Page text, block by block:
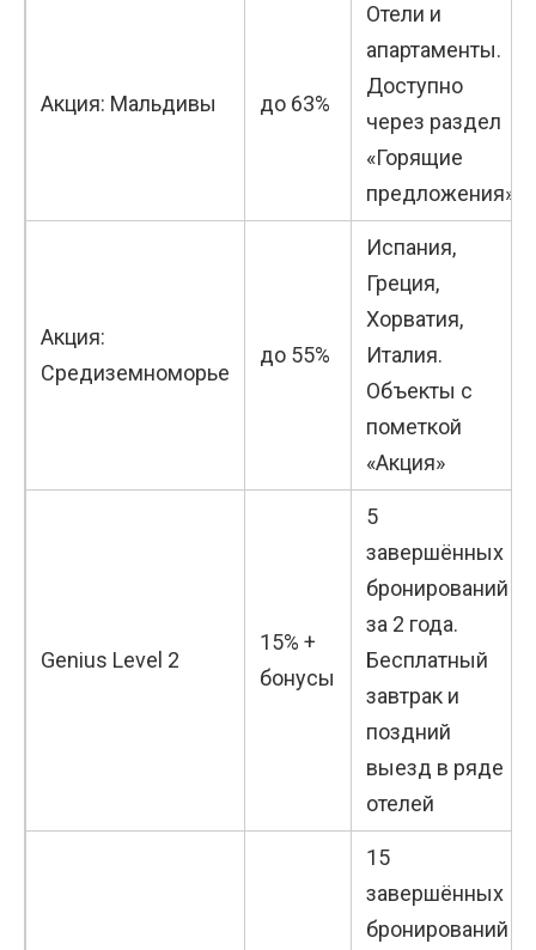
Акция: Мальдивы до 63%
Отели и
апартаменты.
Доступно
через раздел
«Горящие
предложения»
Акция:
Средиземноморье
до 55%
Испания,
Греция,
Хорватия,
Италия.
Объекты с
пометкой
«Акция»
Genius Level 2
15% +
бонусы
5
завершённых
бронирований
за 2 года.
Бесплатный
завтрак и
поздний
выезд в ряде
отелей
15
завершённых
бронирований